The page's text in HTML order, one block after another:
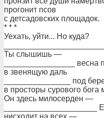
прогонит псов
с детсадовских площадок.
* * *
Уехать, уйти... Но куда?
Ты слышишь —
________________ весна
в звенящую даль
_______________ под
в просторы сурового бога
Он здесь милосерден —
_____________________
нисходит на всех —